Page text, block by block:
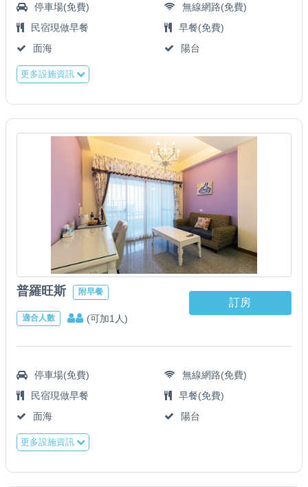
停車場(免費)
無線網路(免費)
民宿現做早餐
早餐(免費)
面海
陽台
更多設施資訊
普羅旺斯 附早餐
適合人數 (可加1人)
訂房
停車場(免費)
無線網路(免費)
民宿現做早餐
早餐(免費)
面海
陽台
更多設施資訊